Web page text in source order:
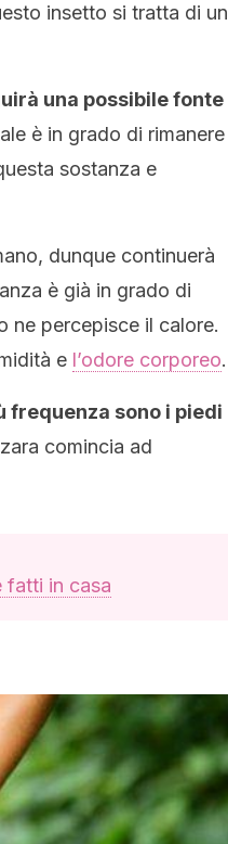
insetto si tratta di un
una possibile fonte
è in grado di rimanere
sostanza e
dunque continuerà
è già in grado di
ne percepisce il calore.
e l’odore corporeo.
frequenza sono i piedi
comincia ad
fatti in casa